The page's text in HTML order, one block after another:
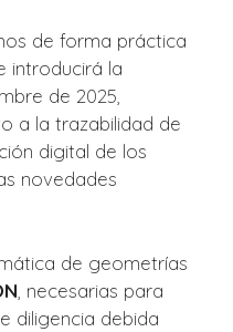
de forma práctica
introducirá la
de 2025,
a la trazabilidad de
digital de los
novedades
de geometrías
, necesarias para
diligencia debida